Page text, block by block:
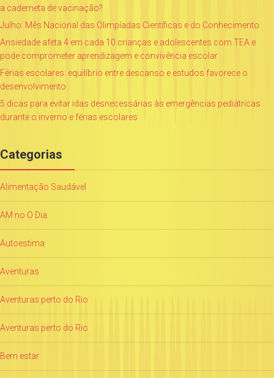
a caderneta de vacinação?
Julho: Mês Nacional das Olimpíadas Científicas e do Conhecimento
Ansiedade afeta 4 em cada 10 crianças e adolescentes com TEA e
pode comprometer aprendizagem e convivência escolar
Férias escolares: equilíbrio entre descanso e estudos favorece o
desenvolvimento
5 dicas para evitar idas desnecessárias às emergências pediátricas
durante o inverno e férias escolares
Categorias
Alimentação Saudável
AM no O Dia
Autoestima
Aventuras
Aventuras perto do Rio
Aventuras perto do Rio
Bem estar